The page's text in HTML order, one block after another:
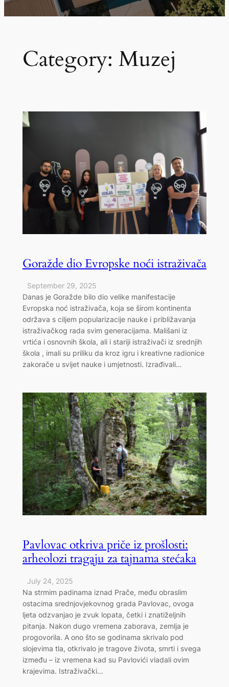
Category: Muzej
Goražde dio Evropske noći istraživača
September 29, 2025
Danas je Goražde bilo dio velike manifestacije
Evropska noć istraživača, koja se širom kontinenta
održava s ciljem popularizacije nauke i približavanja
istraživačkog rada svim generacijama. Mališani iz
vrtića i osnovnih škola, ali i stariji istraživači iz srednjih
škola , imali su priliku da kroz igru i kreativne radionice
zakorače u svijet nauke i umjetnosti. Izrađivali…
Pavlovac otkriva priče iz prošlosti:
arheolozi tragaju za tajnama stećaka
July 24, 2025
Na strmim padinama iznad Prače, među obraslim
ostacima srednjovjekovnog grada Pavlovac, ovoga
ljeta odzvanjao je zvuk lopata, četki i znatiželjnih
pitanja. Nakon dugo vremena zaborava, zemlja je
progovorila. A ono što se godinama skrivalo pod
slojevima tla, otkrivalo je tragove života, smrti i svega
između – iz vremena kad su Pavlovići vladali ovim
krajevima. Istraživački…